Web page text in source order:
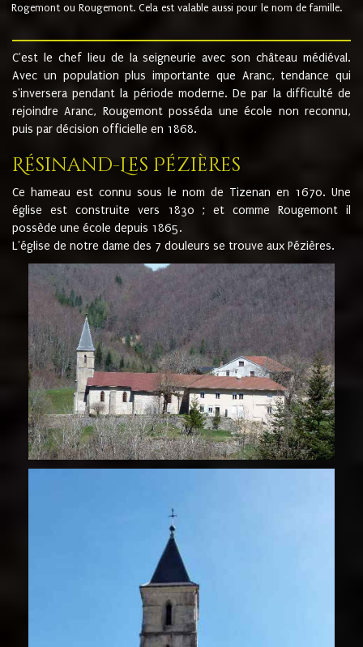
Rogemont ou Rougemont. Cela est valable aussi pour le nom de famille.
C'est le chef lieu de la seigneurie avec son château médiéval.
Avec un population plus importante que Aranc, tendance qui
s'inversera pendant la période moderne. De par la difficulté de
rejoindre Aranc, Rougemont posséda une école non reconnu,
puis par décision officielle en 1868.
Résinand-Les Pézières
Ce hameau est connu sous le nom de Tizenan en 1670. Une
église est construite vers 1830 ; et comme Rougemont il
possède une école depuis 1865.
L'église de notre dame des 7 douleurs se trouve aux Pézières.